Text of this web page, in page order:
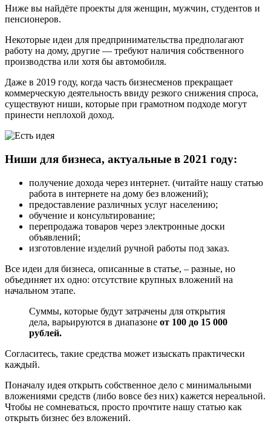
Ниже вы найдёте проекты для женщин, мужчин, студентов и
пенсионеров.
Некоторые идеи для предпринимательства предполагают
работу на дому, другие — требуют наличия собственного
производства или хотя бы автомобиля.
Даже в 2019 году, когда часть бизнесменов прекращает
коммерческую деятельность ввиду резкого снижения спроса,
существуют ниши, которые при грамотном подходе могут
принести неплохой доход.
Ниши для бизнеса, актуальные в 2021 году:
получение дохода через интернет. (читайте нашу статью
работа в интернете на дому без вложений);
предоставление различных услуг населению;
обучение и консультирование;
перепродажа товаров через электронные доски
объявлений;
изготовление изделий ручной работы под заказ.
Все идеи для бизнеса, описанные в статье, – разные, но
объединяет их одно: отсутствие крупных вложений на
начальном этапе.
Суммы, которые будут затрачены для открытия
дела, варьируются в диапазоне от 100 до 15 000
рублей.
Согласитесь, такие средства может изыскать практически
каждый.
Поначалу идея открыть собственное дело с минимальными
вложениями средств (либо вовсе без них) кажется нереальной.
Чтобы не сомневаться, просто прочтите нашу статью как
открыть бизнес без вложений.